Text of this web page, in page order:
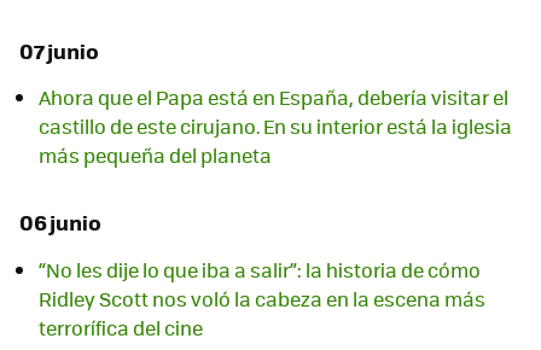
07 junio
Ahora que el Papa está en España, debería visitar el
castillo de este cirujano. En su interior está la iglesia
más pequeña del planeta
06 junio
“No les dije lo que iba a salir”: la historia de cómo
Ridley Scott nos voló la cabeza en la escena más
terrorífica del cine